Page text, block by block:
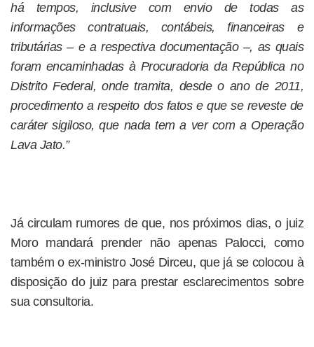
há tempos, inclusive com envio de todas as
informações contratuais, contábeis, financeiras e
tributárias – e a respectiva documentação –, as quais
foram encaminhadas à Procuradoria da República no
Distrito Federal, onde tramita, desde o ano de 2011,
procedimento a respeito dos fatos e que se reveste de
caráter sigiloso, que nada tem a ver com a Operação
Lava Jato.”
Já circulam rumores de que, nos próximos dias, o juiz
Moro mandará prender não apenas Palocci, como
também o ex-ministro José Dirceu, que já se colocou à
disposição do juiz para prestar esclarecimentos sobre
sua consultoria.